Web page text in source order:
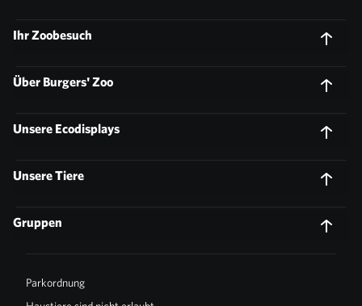
Ihr Zoobesuch
Über Burgers' Zoo
Unsere Ecodisplays
Unsere Tiere
Gruppen
Parkordnung